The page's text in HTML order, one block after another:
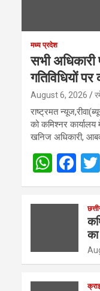
मध्य प्रदेश
सभी
गतिविधियों पर
August 6, 2026
राष्ट्रमत
को कमिश्नर
खनिज अधिकारी,
W
h
at
p
p
F
a
ce
o
k
का